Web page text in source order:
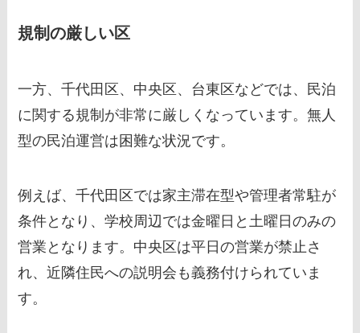
規制の厳しい区
一方、千代田区、中央区、台東区などでは、民泊
に関する規制が非常に厳しくなっています。無人
型の民泊運営は困難な状況です。
例えば、千代田区では家主滞在型や管理者常駐が
条件となり、学校周辺では金曜日と土曜日のみの
営業となります。中央区は平日の営業が禁止さ
れ、近隣住民への説明会も義務付けられていま
す。